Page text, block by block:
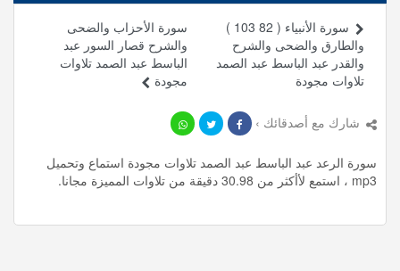
سورة الأحزاب والضحى
والشرح قصار السور عبد
الباسط عبد الصمد تلاوات
مجودة
سورة الأنبياء ( 82 103 )
والطارق والضحى والشرح
والقدر عبد الباسط عبد الصمد
تلاوات مجودة
شارك مع أصدقائك ›
سورة الرعد عبد الباسط عبد الصمد تلاوات مجودة استماع وتحميل
mp3 ، استمع لأأكثر من 30.98 دقيقة من تلاوات المميزة مجانا.